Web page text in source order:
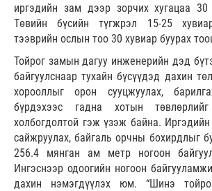
иргэдийн зам дээр зорчих хугацаа 30
Төвийн бүсийн түгжрэл 15-25
тээврийн ослын тоо 30 хувиар буурах
Тойрог замын дагуу инженерийн дэд
байгуулснаар тухайн бүсүүдэд дахин
хорооллыг орон сууцжуулах,
бүрдэхээс гадна хотын
холбогдолтой гэж үзэж байна.
сайжруулах, байгаль орчны бохирдлыг
256.4 мянган ам метр ногоон
Ингэснээр одоогийн ногоон
дахин нэмэгдүүлэх юм. “Шинэ